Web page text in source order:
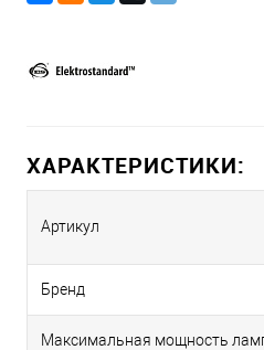
ХАРАКТЕРИСТИКИ:
Артикул
Бренд